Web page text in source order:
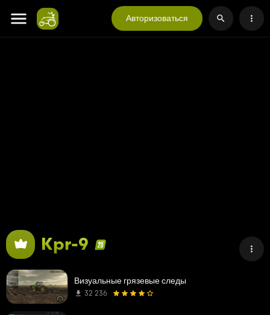
Авторизоваться
Kpr-9
Визуальные грязевые следы
32 236